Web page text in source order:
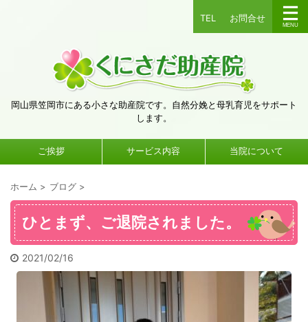
TEL お問合せ
岡山県笠岡市にある小さな助産院です。自然分娩と母乳育児をサポート
します。
ご挨拶 サービス内容 当院について
ホーム > ブログ >
ひとまず、ご退院されました。
2021/02/16